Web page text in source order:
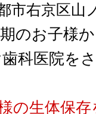
市右京区山
のお子様
科医院を
様の生体保